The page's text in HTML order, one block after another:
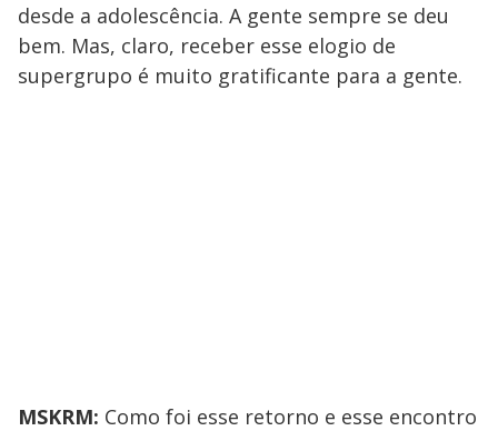
desde a adolescência. A gente sempre se deu
bem. Mas, claro, receber esse elogio de
supergrupo é muito gratificante para a gente.
MSKRM: Como foi esse retorno e esse encontro